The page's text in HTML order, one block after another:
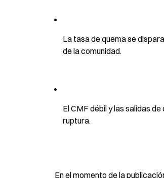
La tasa de quema se
de la comunidad.
El CMF débil y las salidas
ruptura.
En el momento de la